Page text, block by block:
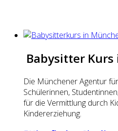
Babysitter
Die Münchener Agentur
Schülerinnen,
für die Vermittlung durch
Kindererziehung.